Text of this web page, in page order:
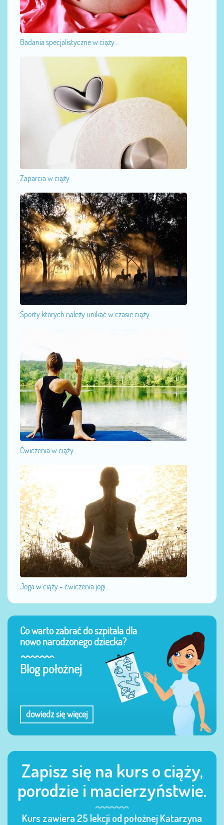
Badania specjalistyczne w ciąży...
Zaparcia w ciąży...
Sporty których należy unikać w czasie ciąży...
Ćwiczenia w ciąży...
Joga w ciąży - ćwiczenia jogi...
Co warto zabrać do szpitala dla
nowo narodzonego dziecka?
Blog położnej
dowiedz się więcej
Zapisz się na kurs o ciąży,
porodzie i macierzyństwie.
Kurs zawiera 25 lekcji od położnej Katarzyna